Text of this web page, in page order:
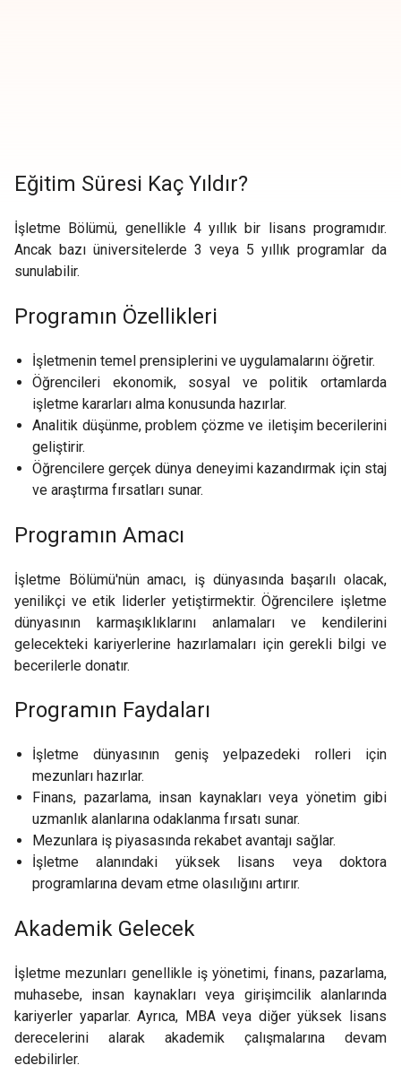
Eğitim Süresi Kaç Yıldır?
İşletme Bölümü, genellikle 4 yıllık bir lisans programıdır.
Ancak bazı üniversitelerde 3 veya 5 yıllık programlar da
sunulabilir.
Programın Özellikleri
İşletmenin temel prensiplerini ve uygulamalarını öğretir.
Öğrencileri ekonomik, sosyal ve politik ortamlarda
işletme kararları alma konusunda hazırlar.
Analitik düşünme, problem çözme ve iletişim becerilerini
geliştirir.
Öğrencilere gerçek dünya deneyimi kazandırmak için staj
ve araştırma fırsatları sunar.
Programın Amacı
İşletme Bölümü'nün amacı, iş dünyasında başarılı olacak,
yenilikçi ve etik liderler yetiştirmektir. Öğrencilere işletme
dünyasının karmaşıklıklarını anlamaları ve kendilerini
gelecekteki kariyerlerine hazırlamaları için gerekli bilgi ve
becerilerle donatır.
Programın Faydaları
İşletme dünyasının geniş yelpazedeki rolleri için
mezunları hazırlar.
Finans, pazarlama, insan kaynakları veya yönetim gibi
uzmanlık alanlarına odaklanma fırsatı sunar.
Mezunlara iş piyasasında rekabet avantajı sağlar.
İşletme alanındaki yüksek lisans veya doktora
programlarına devam etme olasılığını artırır.
Akademik Gelecek
İşletme mezunları genellikle iş yönetimi, finans, pazarlama,
muhasebe, insan kaynakları veya girişimcilik alanlarında
kariyerler yaparlar. Ayrıca, MBA veya diğer yüksek lisans
derecelerini alarak akademik çalışmalarına devam
edebilirler.